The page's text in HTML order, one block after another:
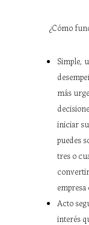
¿Cómo
Simple,
más
iniciar
puedes
tres o
empresa
Acto
interés